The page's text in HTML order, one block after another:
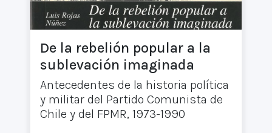
De la rebelión popular a la
sublevación imaginada
Antecedentes de la historia política
y militar del Partido Comunista de
Chile y del FPMR, 1973-1990